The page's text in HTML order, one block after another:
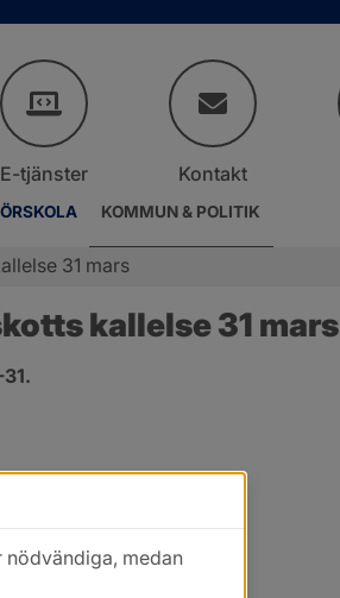
KOMMUN & POLITIK
E-tjänster Kontakt
31 mars
kallelse 31 mars
medan